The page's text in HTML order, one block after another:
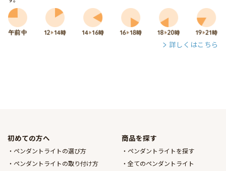
詳しくはこちら
初めての方へ
ペンダントライトの選び方
ペンダントライトの取り付け方
商品を探す
ペンダントライトを探す
全てのペンダントライト